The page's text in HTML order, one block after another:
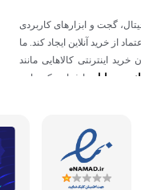
گجت و ابزارهای کاربردی
از خرید آنلاین ایجاد کند. ما
اینترنتی کالاهایی مانند
موبایل
را فراهم کرده‌ایم.
ساختن تجربه‌ای است که